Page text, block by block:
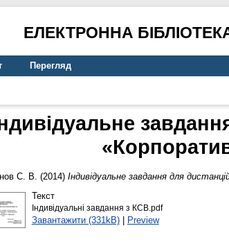
ЕЛЕКТРОННА
Перегляд
С. В. (2014) Індивідуальне завдання для
Текст
Індивідуальні завдання з КСВ.pdf
Завантажити (331kB)| Preview